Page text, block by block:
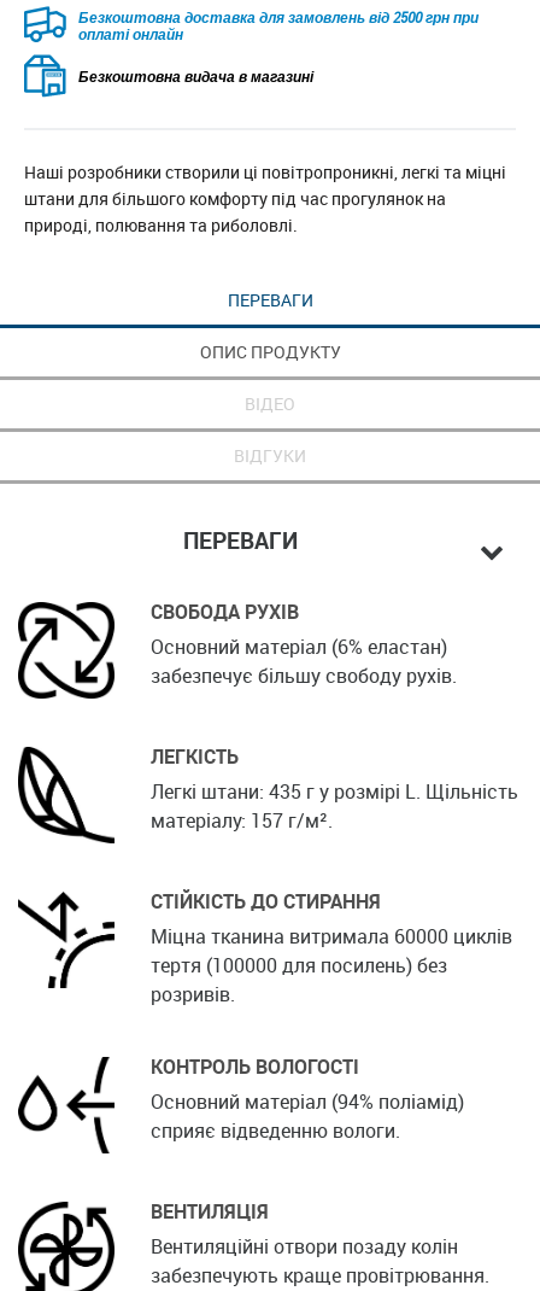
Безкоштовна доставка для замовлень від 2500 грн при
оплаті онлайн
Безкоштовна видача в магазині
Наші розробники створили ці повітропроникні, легкі та міцні
штани для більшого комфорту під час прогулянок на
природі, полювання та риболовлі.
ПЕРЕВАГИ
ОПИС ПРОДУКТУ
ВІДЕО
ВІДГУКИ
ПЕРЕВАГИ
СВОБОДА РУХІВ
Основний матеріал (6% еластан)
забезпечує більшу свободу рухів.
ЛЕГКІСТЬ
Легкі штани: 435 г у розмірі L. Щільність
матеріалу: 157 г/м².
СТІЙКІСТЬ ДО СТИРАННЯ
Міцна тканина витримала 60000 циклів
тертя (100000 для посилень) без
розривів.
КОНТРОЛЬ ВОЛОГОСТІ
Основний матеріал (94% поліамід)
сприяє відведенню вологи.
ВЕНТИЛЯЦІЯ
Вентиляційні отвори позаду колін
забезпечують краще провітрювання.